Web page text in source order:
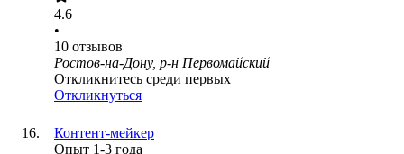
4.6
•
10 отзывов
Ростов-на-Дону, р-н Первомайский
Откликнитесь среди первых
Откликнуться
Контент‑мейкер
Опыт 1-3 года